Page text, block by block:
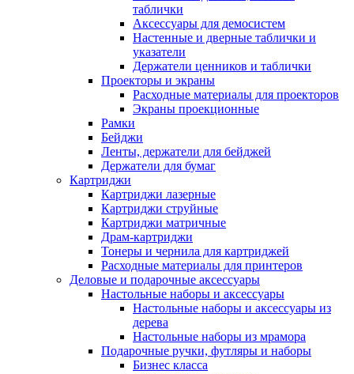
таблички
Аксессуары для демосистем
Настенные и дверные таблички и
указатели
Держатели ценников и таблички
Проекторы и экраны
Расходные материалы для проекторов
Экраны проекционные
Рамки
Бейджи
Ленты, держатели для бейджей
Держатели для бумаг
Картриджи
Картриджи лазерные
Картриджи струйные
Картриджи матричные
Драм-картриджи
Тонеры и чернила для картриджей
Расходные материалы для принтеров
Деловые и подарочные аксессуары
Настольные наборы и аксессуары
Настольные наборы и аксессуары из
дерева
Настольные наборы из мрамора
Подарочные ручки, футляры и наборы
Бизнес класса